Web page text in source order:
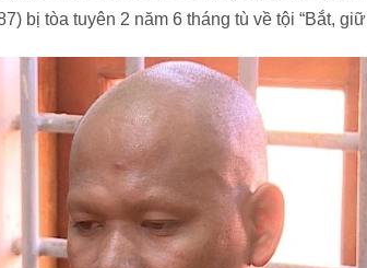
bị tòa tuyên 2 năm 6 tháng tù về tội “Bắt,